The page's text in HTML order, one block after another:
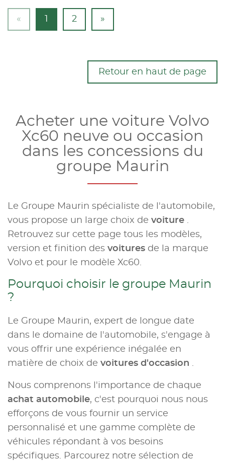
« 2 »
Retour en haut de page
Acheter une voiture Volvo
Xc60 neuve ou occasion
dans les concessions du
groupe Maurin
Le Groupe Maurin spécialiste de l'automobile,
vous propose un large choix de voiture .
Retrouvez sur cette page tous les modèles,
version et finition des voitures de la marque
Volvo et pour le modèle Xc60.
Pourquoi choisir le groupe Maurin
?
Le Groupe Maurin, expert de longue date
dans le domaine de l'automobile, s'engage à
vous offrir une expérience inégalée en
matière de choix de voitures d'occasion .
Nous comprenons l'importance de chaque
achat automobile, c'est pourquoi nous nous
efforçons de vous fournir un service
personnalisé et une gamme complète de
véhicules répondant à vos besoins
spécifiques. Parcourez notre sélection de